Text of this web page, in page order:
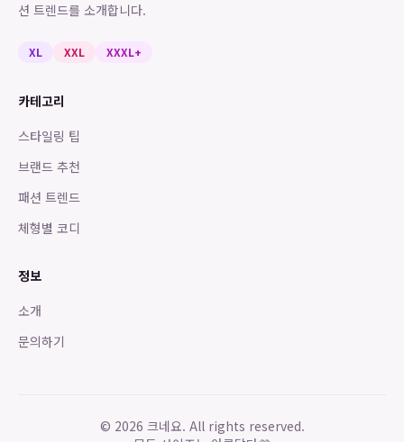
션 트렌드를 소개합니다.
XL XXL XXXL+
카테고리
스타일링 팁
브랜드 추천
패션 트렌드
체형별 코디
정보
소개
문의하기
© 2026 크네요. All rights reserved.